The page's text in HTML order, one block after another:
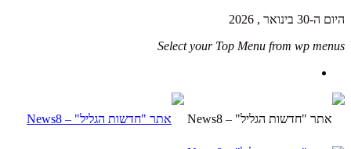
היום ה-30 בינואר , 2026
Select your Top Menu from wp menus